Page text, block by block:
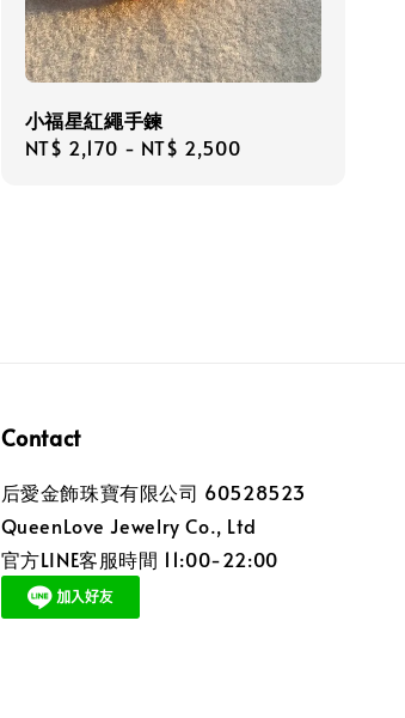
小福星紅繩手鍊
Regular
NT$ 2,170 - NT$ 2,500
Contact
后愛金飾珠寶有限公司 60528523
QueenLove Jewelry Co., Ltd
官方LINE客服時間 11:00-22:00